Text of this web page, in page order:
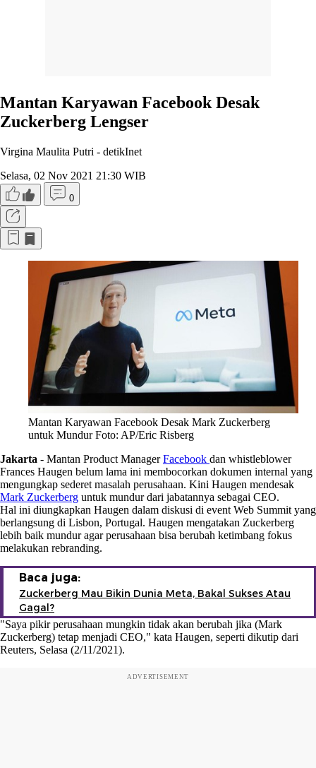
Mantan Karyawan Facebook Desak
Zuckerberg Lengser
Virgina Maulita Putri - detikInet
Selasa, 02 Nov 2021 21:30 WIB
0
Mantan Karyawan Facebook Desak Mark Zuckerberg
untuk Mundur Foto: AP/Eric Risberg
Jakarta - Mantan Product ManagerFacebook dan whistleblower
Frances Haugen belum lama ini membocorkan dokumen internal yang
mengungkap sederet masalah perusahaan. Kini Haugen mendesak
Mark Zuckerberg untuk mundur dari jabatannya sebagai CEO.
Hal ini diungkapkan Haugen dalam diskusi di event Web Summit yang
berlangsung di Lisbon, Portugal. Haugen mengatakan Zuckerberg
lebih baik mundur agar perusahaan bisa berubah ketimbang fokus
melakukan rebranding.
Baca juga:
Zuckerberg Mau Bikin Dunia Meta, Bakal Sukses Atau
Gagal?
"Saya pikir perusahaan mungkin tidak akan berubah jika (Mark
Zuckerberg) tetap menjadi CEO," kata Haugen, seperti dikutip dari
Reuters, Selasa (2/11/2021).
ADVERTISEMENT